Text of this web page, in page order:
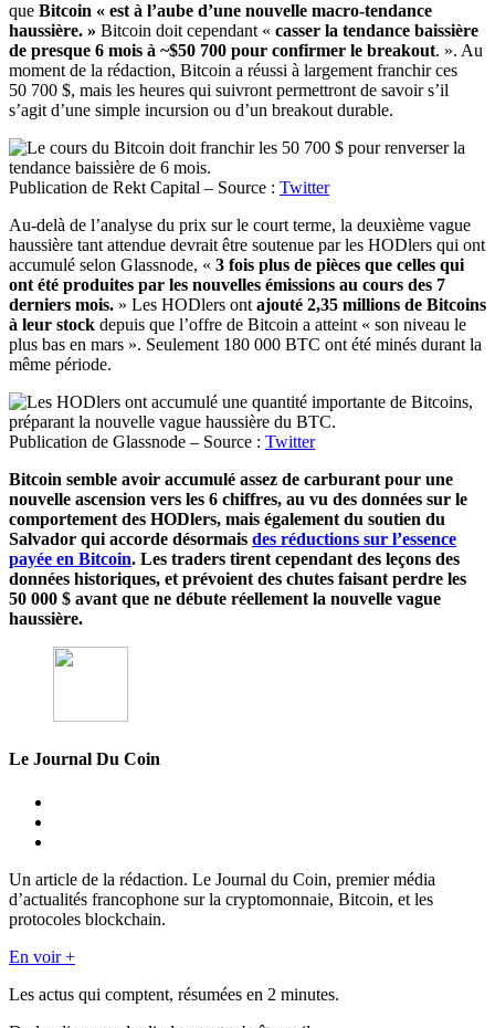
que Bitcoin « est à l’aube d’une nouvelle macro-tendance
haussière. » Bitcoin doit cependant « casser la tendance baissière
de presque 6 mois à ~$50 700 pour confirmer le breakout. ». Au
moment de la rédaction, Bitcoin a réussi à largement franchir ces
50 700 $, mais les heures qui suivront permettront de savoir s’il
s’agit d’une simple incursion ou d’un breakout durable.
Publication de Rekt Capital – Source : Twitter
Au-delà de l’analyse du prix sur le court terme, la deuxième vague
haussière tant attendue devrait être soutenue par les HODlers qui ont
accumulé selon Glassnode, « 3 fois plus de pièces que celles qui
ont été produites par les nouvelles émissions au cours des 7
derniers mois. » Les HODlers ont ajouté 2,35 millions de Bitcoins
à leur stock depuis que l’offre de Bitcoin a atteint « son niveau le
plus bas en mars ». Seulement 180 000 BTC ont été minés durant la
même période.
Publication de Glassnode – Source : Twitter
Bitcoin semble avoir accumulé assez de carburant pour une
nouvelle ascension vers les 6 chiffres, au vu des données sur le
comportement des HODlers, mais également du soutien du
Salvador qui accorde désormais des réductions sur l’essence
payée en Bitcoin. Les traders tirent cependant des leçons des
données historiques, et prévoient des chutes faisant perdre les
50 000 $ avant que ne débute réellement la nouvelle vague
haussière.
Le Journal Du Coin
Un article de la rédaction. Le Journal du Coin, premier média
d’actualités francophone sur la cryptomonnaie, Bitcoin, et les
protocoles blockchain.
En voir +
Les actus qui comptent, résumées en 2 minutes.